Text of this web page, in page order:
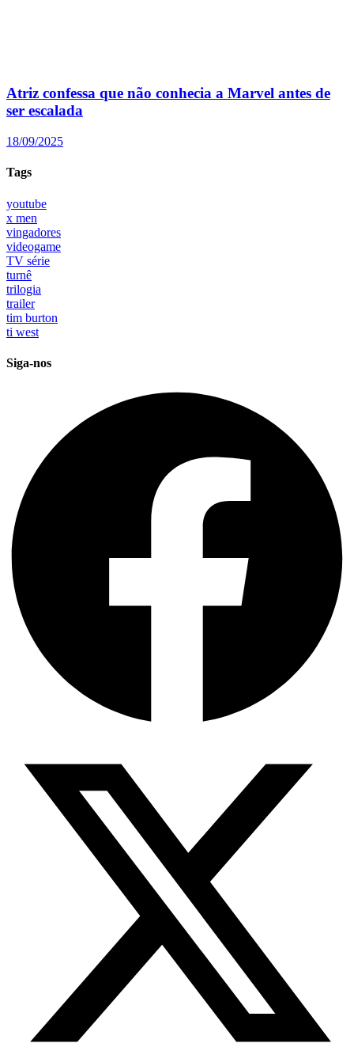
Atriz confessa que não conhecia a Marvel antes de
ser escalada
18/09/2025
Tags
youtube
x men
vingadores
videogame
TV série
turnê
trilogia
trailer
tim burton
ti west
Siga-nos